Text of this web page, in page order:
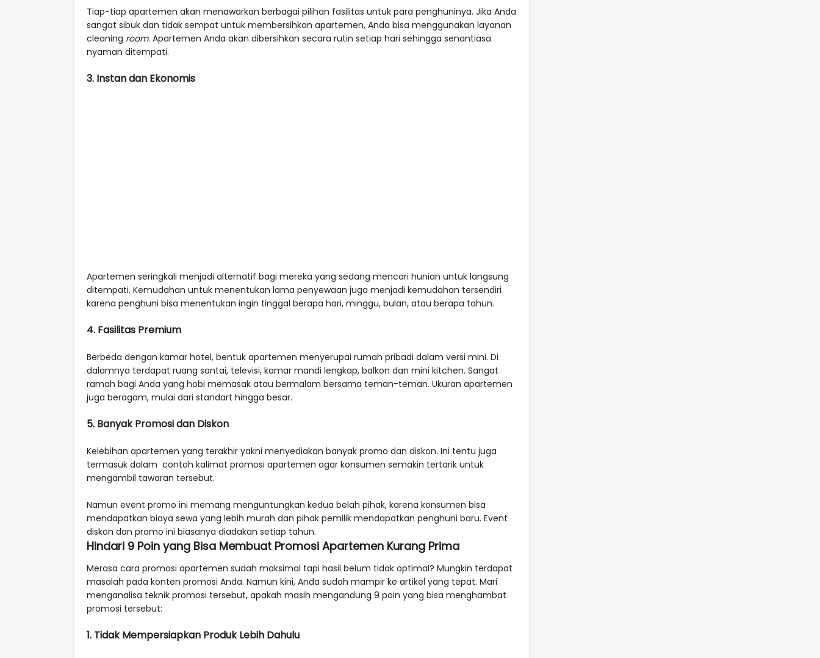
Tiap-tiap apartemen akan menawarkan berbagai pilihan fasilitas untuk para penghuninya. Jika Anda
sangat sibuk dan tidak sempat untuk membersihkan apartemen, Anda bisa menggunakan layanan
cleaning room. Apartemen Anda akan dibersihkan secara rutin setiap hari sehingga senantiasa
nyaman ditempati.
3. Instan dan Ekonomis
Apartemen seringkali menjadi alternatif bagi mereka yang sedang mencari hunian untuk langsung
ditempati. Kemudahan untuk menentukan lama penyewaan juga menjadi kemudahan tersendiri
karena penghuni bisa menentukan ingin tinggal berapa hari, minggu, bulan, atau berapa tahun.
4. Fasilitas Premium
Berbeda dengan kamar hotel, bentuk apartemen menyerupai rumah pribadi dalam versi mini. Di
dalamnya terdapat ruang santai, televisi, kamar mandi lengkap, balkon dan mini kitchen. Sangat
ramah bagi Anda yang hobi memasak atau bermalam bersama teman-teman. Ukuran apartemen
juga beragam, mulai dari standart hingga besar.
5. Banyak Promosi dan Diskon
Kelebihan apartemen yang terakhir yakni menyediakan banyak promo dan diskon. Ini tentu juga
termasuk dalam contoh kalimat promosi apartemen agar konsumen semakin tertarik untuk
mengambil tawaran tersebut.
Namun event promo ini memang menguntungkan kedua belah pihak, karena konsumen bisa
mendapatkan biaya sewa yang lebih murah dan pihak pemilik mendapatkan penghuni baru. Event
diskon dan promo ini biasanya diadakan setiap tahun.
Hindari 9 Poin yang Bisa Membuat Promosi Apartemen Kurang Prima
Merasa cara promosi apartemen sudah maksimal tapi hasil belum tidak optimal? Mungkin terdapat
masalah pada konten promosi Anda. Namun kini, Anda sudah mampir ke artikel yang tepat. Mari
menganalisa teknik promosi tersebut, apakah masih mengandung 9 poin yang bisa menghambat
promosi tersebut:
1. Tidak Mempersiapkan Produk Lebih Dahulu